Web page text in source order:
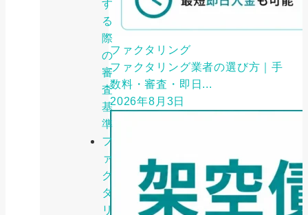
す
る
際
の
審
査
基
準
フ
ァ
ク
タ
リ
ファクタリング
ファクタリング業者の選び方｜手
数料・審査・即日...
2026年8月3日